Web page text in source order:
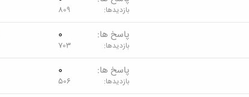
بازدیدها 809
پاسخ ها 0
بازدیدها 703
پاسخ ها 0
بازدیدها 506